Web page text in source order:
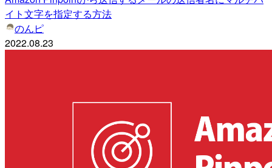
イト文字を指定する方法
のんピ
2022.08.23